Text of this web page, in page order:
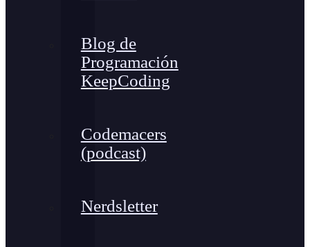
Blog de
Programación
KeepCoding
Codemacers
(podcast)
Nerdsletter